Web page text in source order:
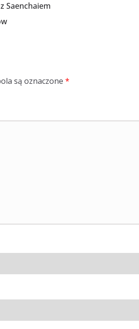
Saenchaiem
są oznaczone *